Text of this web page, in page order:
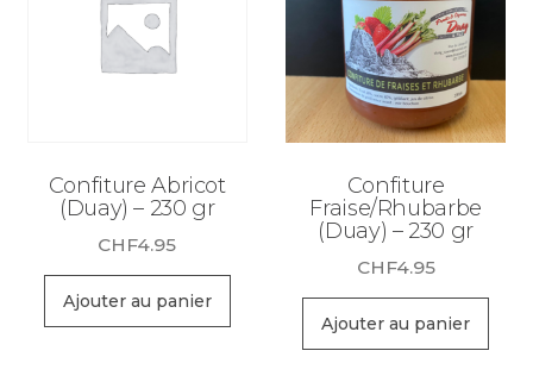
Confiture Abricot
(Duay) – 230 gr
CHF4.95
Ajouter au panier
Confiture
Fraise/Rhubarbe
(Duay) – 230 gr
CHF4.95
Ajouter au panier